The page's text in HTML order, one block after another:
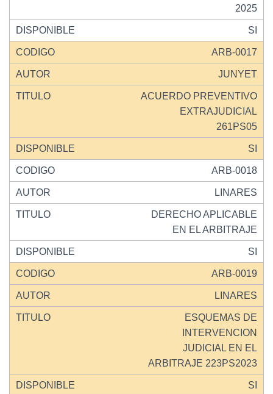
2025
SI
ARB-0017
JUNYET
ACUERDO PREVENTIVO
EXTRAJUDICIAL
261PS05
SI
ARB-0018
LINARES
DERECHO APLICABLE
EN EL ARBITRAJE
SI
ARB-0019
LINARES
ESQUEMAS DE
INTERVENCION
JUDICIAL EN EL
ARBITRAJE 223PS2023
SI